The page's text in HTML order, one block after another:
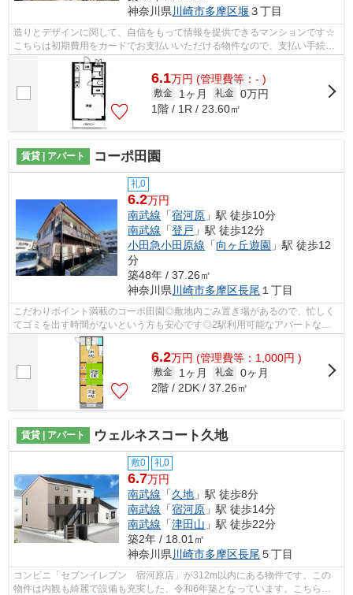
神奈川県川崎市多摩区堰３丁目
造りとデザインに関して、自信をもって情報を提供できるマンションです☆
こちらは初期費用をカードでお支払いいただける物件なので、支払い手続き
の手間が省けます☆利便性の高い徒歩6分...
6.1万円 (管理費等：- )
敷金 1ヶ月 礼金 0万円
1階 / 1R / 23.60㎡
賃貸 | アパート コーポ田園
礼0
6.2万円
南武線 「宿河原 」駅 徒歩10分
南武線 「登戸 」駅 徒歩12分
小田急小田原線 「向ヶ丘遊園 」駅 徒歩12
分
築48年 / 37.26㎡
神奈川県 川崎市多摩区長尾 １丁目
こだわりポイント満載のコーポ田園◎敷地内ごみ置き場があるので、忙しく
てゴミを出す時間がないという方も安心です◎2駅利用可能なアパートなの
で行動範囲も広がります◎こちらの物件は...
6.2万円 (管理費等：1,000円 )
敷金 1ヶ月 礼金 0ヶ月
2階 / 2DK / 37.26㎡
賃貸 | アパート ウェルネスコート久地
敷0 礼0
6.7万円
南武線 「久地 」駅 徒歩8分
南武線 「宿河原 」駅 徒歩14分
南武線 「津田山 」駅 徒歩22分
築2年 / 18.01㎡
神奈川県 川崎市多摩区長尾 ５丁目
コンビニ「セブンイレブン 宿河原店」が312m以内にある物件です。この
物件は内観も綺麗で設備も充実した、令和6年築となっています。こちらの